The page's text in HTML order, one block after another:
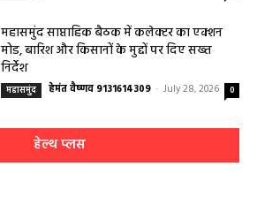
महासमुंद साप्ताहिक बैठक में कलेक्टर का एक्शन
मोड, बारिश और किसानों के मुद्दों पर दिए सख्त
निर्देश
महासमुंद हेमंत वैष्णव 9131614309 - July 28, 2026 0
हेल्थ प्लस